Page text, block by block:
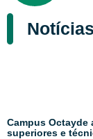
Campus Octayde
superiores e